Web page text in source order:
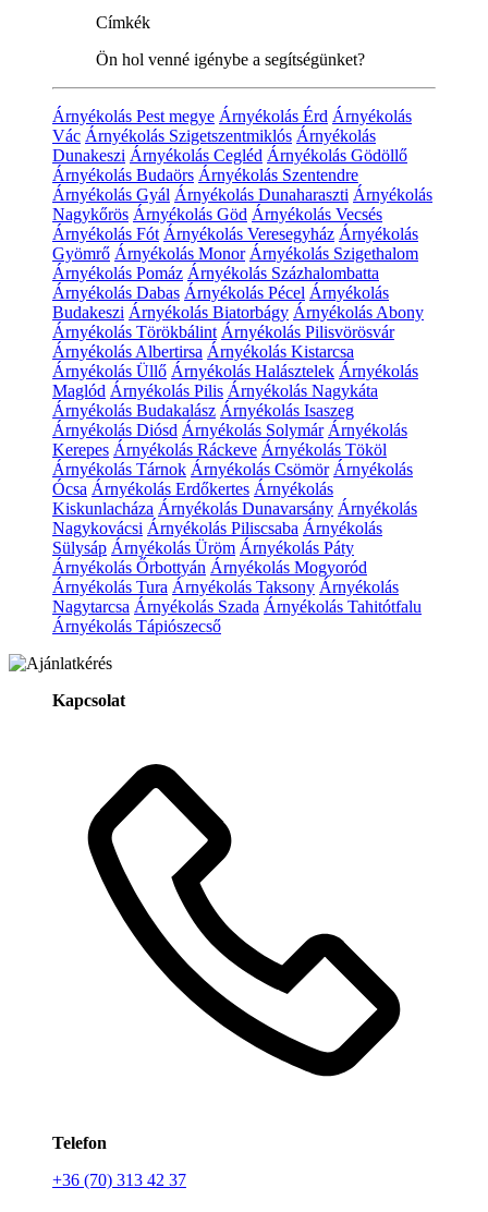
Címkék
Ön hol venné igénybe a segítségünket?
Árnyékolás Pest megye Árnyékolás Érd Árnyékolás
Vác Árnyékolás Szigetszentmiklós Árnyékolás
Dunakeszi Árnyékolás Cegléd Árnyékolás Gödöllő
Árnyékolás Budaörs Árnyékolás Szentendre
Árnyékolás Gyál Árnyékolás Dunaharaszti Árnyékolás
Nagykőrös Árnyékolás Göd Árnyékolás Vecsés
Árnyékolás Fót Árnyékolás Veresegyház Árnyékolás
Gyömrő Árnyékolás Monor Árnyékolás Szigethalom
Árnyékolás Pomáz Árnyékolás Százhalombatta
Árnyékolás Dabas Árnyékolás Pécel Árnyékolás
Budakeszi Árnyékolás Biatorbágy Árnyékolás Abony
Árnyékolás Törökbálint Árnyékolás Pilisvörösvár
Árnyékolás Albertirsa Árnyékolás Kistarcsa
Árnyékolás Üllő Árnyékolás Halásztelek Árnyékolás
Maglód Árnyékolás Pilis Árnyékolás Nagykáta
Árnyékolás Budakalász Árnyékolás Isaszeg
Árnyékolás Diósd Árnyékolás Solymár Árnyékolás
Kerepes Árnyékolás Ráckeve Árnyékolás Tököl
Árnyékolás Tárnok Árnyékolás Csömör Árnyékolás
Ócsa Árnyékolás Erdőkertes Árnyékolás
Kiskunlacháza Árnyékolás Dunavarsány Árnyékolás
Nagykovácsi Árnyékolás Piliscsaba Árnyékolás
Sülysáp Árnyékolás Üröm Árnyékolás Páty
Árnyékolás Őrbottyán Árnyékolás Mogyoród
Árnyékolás Tura Árnyékolás Taksony Árnyékolás
Nagytarcsa Árnyékolás Szada Árnyékolás Tahitótfalu
Árnyékolás Tápiószecső
Kapcsolat
Telefon
+36 (70) 313 42 37